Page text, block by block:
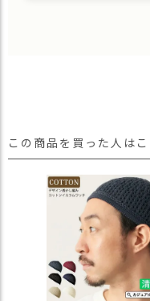
この商品を買った人は